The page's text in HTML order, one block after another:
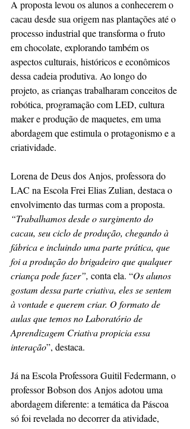
A proposta levou os alunos a conhecerem o
cacau desde sua origem nas plantações até o
processo industrial que transforma o fruto
em chocolate, explorando também os
aspectos culturais, históricos e econômicos
dessa cadeia produtiva. Ao longo do
projeto, as crianças trabalharam conceitos de
robótica, programação com LED, cultura
maker e produção de maquetes, em uma
abordagem que estimula o protagonismo e a
criatividade.
Lorena de Deus dos Anjos, professora do
LAC na Escola Frei Elias Zulian, destaca o
envolvimento das turmas com a proposta.
“Trabalhamos desde o surgimento do
cacau, seu ciclo de produção, chegando à
fábrica e incluindo uma parte prática, que
foi a produção do brigadeiro que qualquer
criança pode fazer”, conta ela. “Os alunos
gostam dessa parte criativa, eles se sentem
à vontade e querem criar. O formato de
aulas que temos no Laboratório de
Aprendizagem Criativa propicia essa
interação”, destaca.
Já na Escola Professora Guitil Federmann, o
professor Bobson dos Anjos adotou uma
abordagem diferente: a temática da Páscoa
só foi revelada no decorrer da atividade,